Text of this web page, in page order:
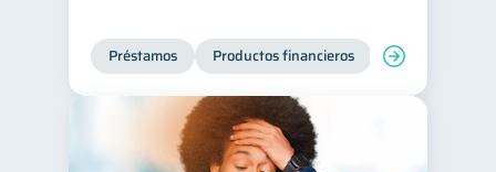
Servicios 4
Derechos & Deberes 4
Superintendencia de Bancos
Vacaciones 2 Inversiones
Préstamos Productos financieros Manejo de